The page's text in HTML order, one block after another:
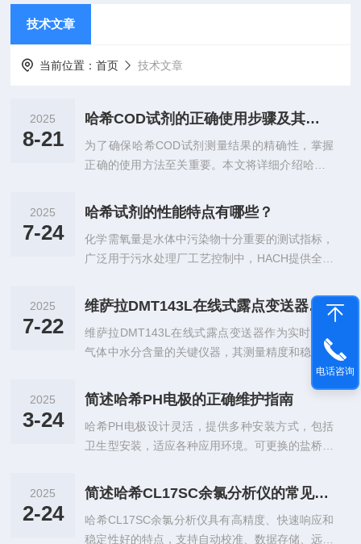
技术文章
当前位置：首页 技术文章
2025
8-21
哈希COD试剂的正确使用步骤及其注意事项介绍
为了确保哈希COD试剂测量结果的精确性，掌握
正确的使用方法至关重要。本文将详细介绍哈希C
准备与处理1、取样使用干净的取样瓶从待测水样
中采集适量样品。对于浑浊或含有悬浮物的样品，
建议先通过滤纸过滤或离心处理，去除颗粒杂质，
避免影响后续测试结果。根据样品的实际浓度范
较高的工业废水需要适当稀释后才能准确测定。
2、加入试剂打开试剂管，使用移液枪准确吸取定
量的水样加入到试剂管中。注意不要让样品接触
到...
2025
7-24
哈希试剂的性能特点有哪些？
化学需氧量是水体中污染物十分重要的测试指标，
广泛用于污水处理厂工艺控制中，HACH提供全套
中耗氧量测试和工矿控制提供全套测试方案。哈希
试剂在水质检测领域展现出显著的性能优势，其核
心特点可归纳为以下几点：1.即开即用，操作便捷
哈希试剂采用预制化设计，用户无需自行配制化学
试剂，只需打开包装即可直接使用。这种设计大幅
简化了检测流程，尤其适合现场快速检测或应急监
错误导致的检测偏差风险。2.抗干...
2025
7-22
维萨拉DMT143L在线式露点变送器的正确安装步骤分享
维萨拉DMT143L在线式露点变送器作为实时监测
气体中水分含量的关键仪器，其测量精度和稳定性
不仅取决于设备本身的性能，还与安装方式密切相
关。正确的安装方法可以有效避免误差、延长使用
寿命，并确保数据的准确性和连续性。本文将为您
详细介绍维萨拉DMT143L在线式露点变送器的正
确安装步骤。一、安装前的准备1、明确测量需求
力范围以及是否含有腐蚀性成分，以便选择合适的
置应尽量远离高温、高湿或剧烈振动...
2025
3-24
简述哈希PH电极的正确维护指南
哈希PH电极设计灵活，提供多种安装方式，包括
卫生型安装，适应各种应用环境。可更换的盐桥设
步减少了人工维护时间。它适用于市政污水、工业
废水处理及自然水体监测等领域，成为水质分析领
域中的重要工具。以下是关于如何正确维护哈希P
2025
2-24
简述哈希CL17SC余氯分析仪的常见问题相应解决方法
哈希CL17SC余氯分析仪具有高精度、快速响应和
稳定性好的特点，支持自动校准、数据存储、远程
电话咨询